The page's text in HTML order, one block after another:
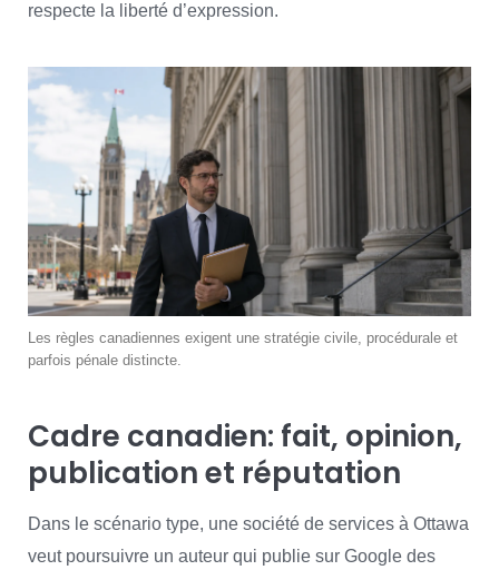
respecte la liberté d’expression.
Les règles canadiennes exigent une stratégie civile, procédurale et
parfois pénale distincte.
Cadre canadien: fait, opinion,
publication et réputation
Dans le scénario type, une société de services à Ottawa
veut poursuivre un auteur qui publie sur Google des